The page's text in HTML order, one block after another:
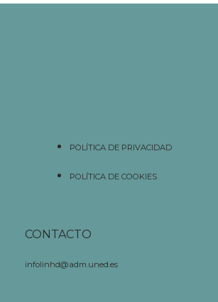
POLÍTICA DE PRIVACIDAD
POLÍTICA DE COOKIES
CONTACTO
infolinhd@adm.uned.es